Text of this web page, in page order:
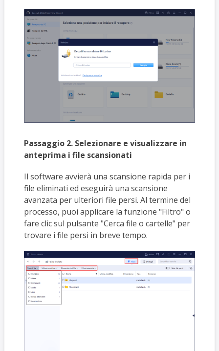
Passaggio 2. Selezionare e visualizzare in
anteprima i file scansionati
Il software avvierà una scansione rapida per i
file eliminati ed eseguirà una scansione
avanzata per ulteriori file persi. Al termine del
processo, puoi applicare la funzione "Filtro" o
fare clic sul pulsante "Cerca file o cartelle" per
trovare i file persi in breve tempo.